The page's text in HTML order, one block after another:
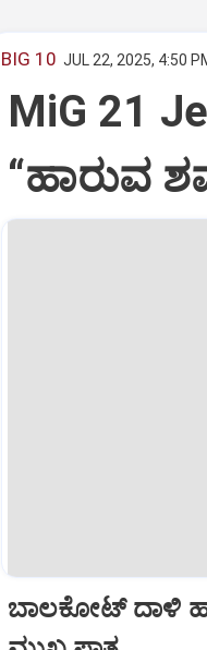
BIG 10 JUL 22, 2025, 4:50
MiG 21
“ಹಾರುವ
ಬಾಲಕೋಟ್‌ ದಾಳಿ